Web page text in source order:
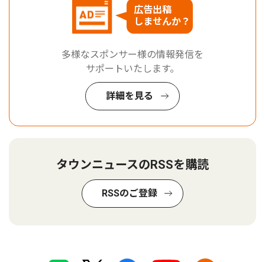
広告出稿
しませんか？
多様なスポンサー様の情報発信を
サポートいたします。
詳細を見る
タウンニュースのRSSを購読
RSSのご登録